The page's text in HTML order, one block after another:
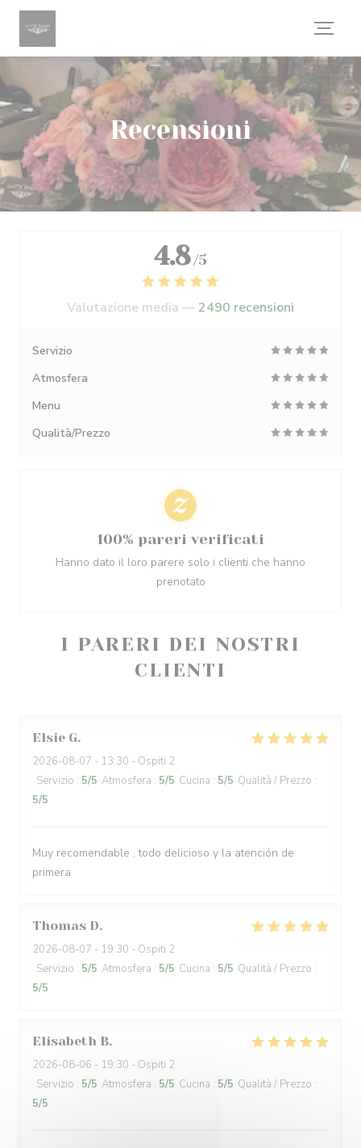
Personalizzazione delle tue scelte sui cookie
Recensioni
I PARERI DEI NOSTRI
CLIENTI
Elsie G
2026-08-07 - 13:30 - Ospiti 2
Servizio : 5/5 Atmosfera : 5/5 Cucina : 5/5 Qualità / Prezzo :
5/5
Muy recomendable , todo delicioso y la atención de
primera
Thomas D
2026-08-07 - 19:30 - Ospiti 2
Servizio : 5/5 Atmosfera : 5/5 Cucina : 5/5 Qualità / Prezzo :
5/5
Elisabeth B
2026-08-06 - 19:30 - Ospiti 2
Servizio : 5/5 Atmosfera : 5/5 Cucina : 5/5 Qualità / Prezzo :
5/5
4.8 /5
Valutazione media —2490 recensioni
Servizio
Atmosfera
Menu
Qualità/Prezzo
100% pareri verificati
Hanno dato il loro parere solo i clienti che hanno
prenotato